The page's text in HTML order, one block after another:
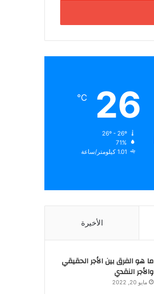
26
℃
71%
1.01 كيلومتر/ساعة
الأخيرة
ما هو الفرق بين الأجر الحقيقي
والأجر النقدي
مايو 20, 2022